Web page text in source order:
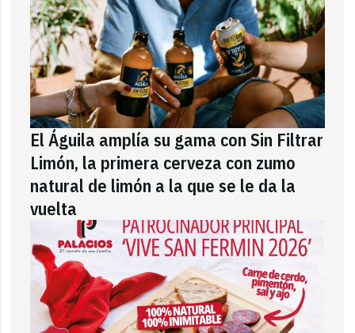
El Águila amplía su gama con Sin Filtrar
Limón, la primera cerveza con zumo
natural de limón a la que se le da la
vuelta